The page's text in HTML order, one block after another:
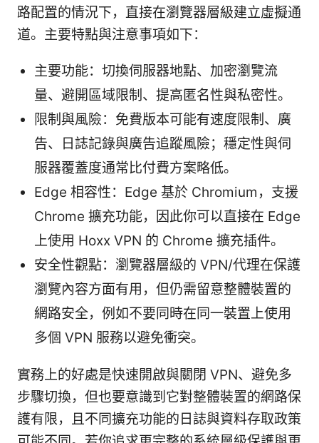
路配置的情況下，直接在瀏覽器層級建立虛擬通
道。主要特點與注意事項如下：
主要功能：切換伺服器地點、加密瀏覽流
量、避開區域限制、提高匿名性與私密性。
限制與風險：免費版本可能有速度限制、廣
告、日誌記錄與廣告追蹤風險；穩定性與伺
服器覆蓋度通常比付費方案略低。
Edge 相容性：Edge 基於 Chromium，支援
Chrome 擴充功能，因此你可以直接在 Edge
上使用 Hoxx VPN 的 Chrome 擴充插件。
安全性觀點：瀏覽器層級的 VPN/代理在保護
瀏覽內容方面有用，但仍需留意整體裝置的
網路安全，例如不要同時在同一裝置上使用
多個 VPN 服務以避免衝突。
實務上的好處是快速開啟與關閉 VPN、避免多
步驟切換，但也要意識到它對整體裝置的網路保
護有限，且不同擴充功能的日誌與資料存取政策